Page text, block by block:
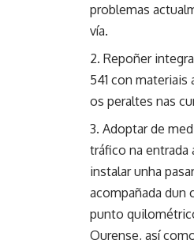
problemas
vía.
Repoñer
541 con
os peraltes nas
Adoptar de
tráfico na entrada
instalar unha
acompañada dun
punto
Ourense, así